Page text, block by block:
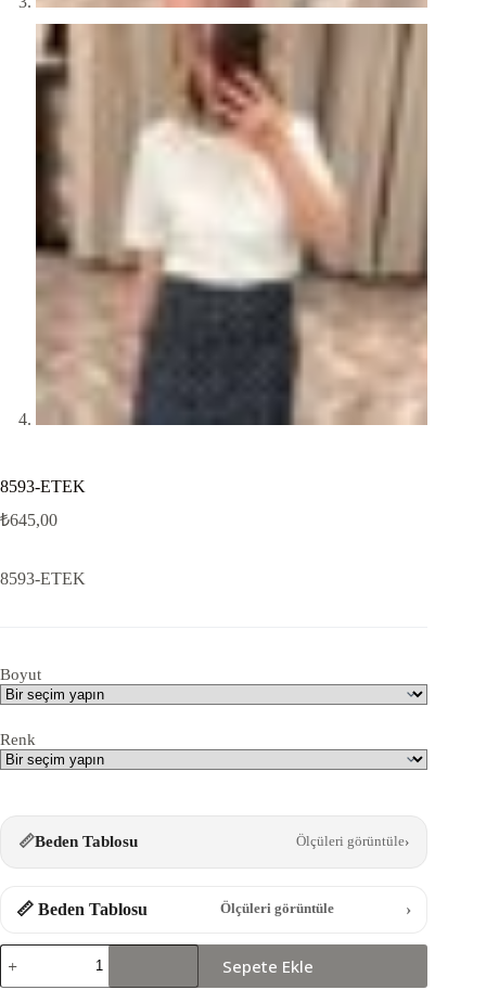
8593-ETEK
₺645,00
8593-ETEK
Boyut
Renk
📏Beden Tablosu Ölçüleri görüntüle›
📏 Beden Tablosu Ölçüleri görüntüle ›
8593-
ETEK
adet
Sepete Ekle